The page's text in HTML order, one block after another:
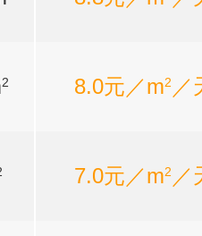
2 8.0元／m2 ／
7.0元／m2 ／